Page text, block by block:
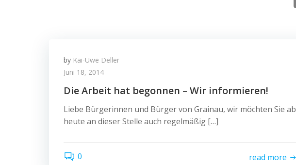
by Kai-Uwe Deller
Juni 18, 2014
Die Arbeit hat begonnen – Wir informieren!
Liebe Bürgerinnen und Bürger von Grainau, wir möchten Sie ab
heute an dieser Stelle auch regelmäßig […]
0 read more